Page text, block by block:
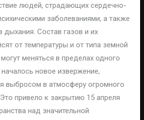
людей, страдающих сердечно-
заболеваниями, а также
дыхания. Состав газов и их
от температуры и от типа земной
меняться в пределах одного
новое извержение,
выбросом в атмосферу огромного
привело к закрытию 15 апреля
над значительной